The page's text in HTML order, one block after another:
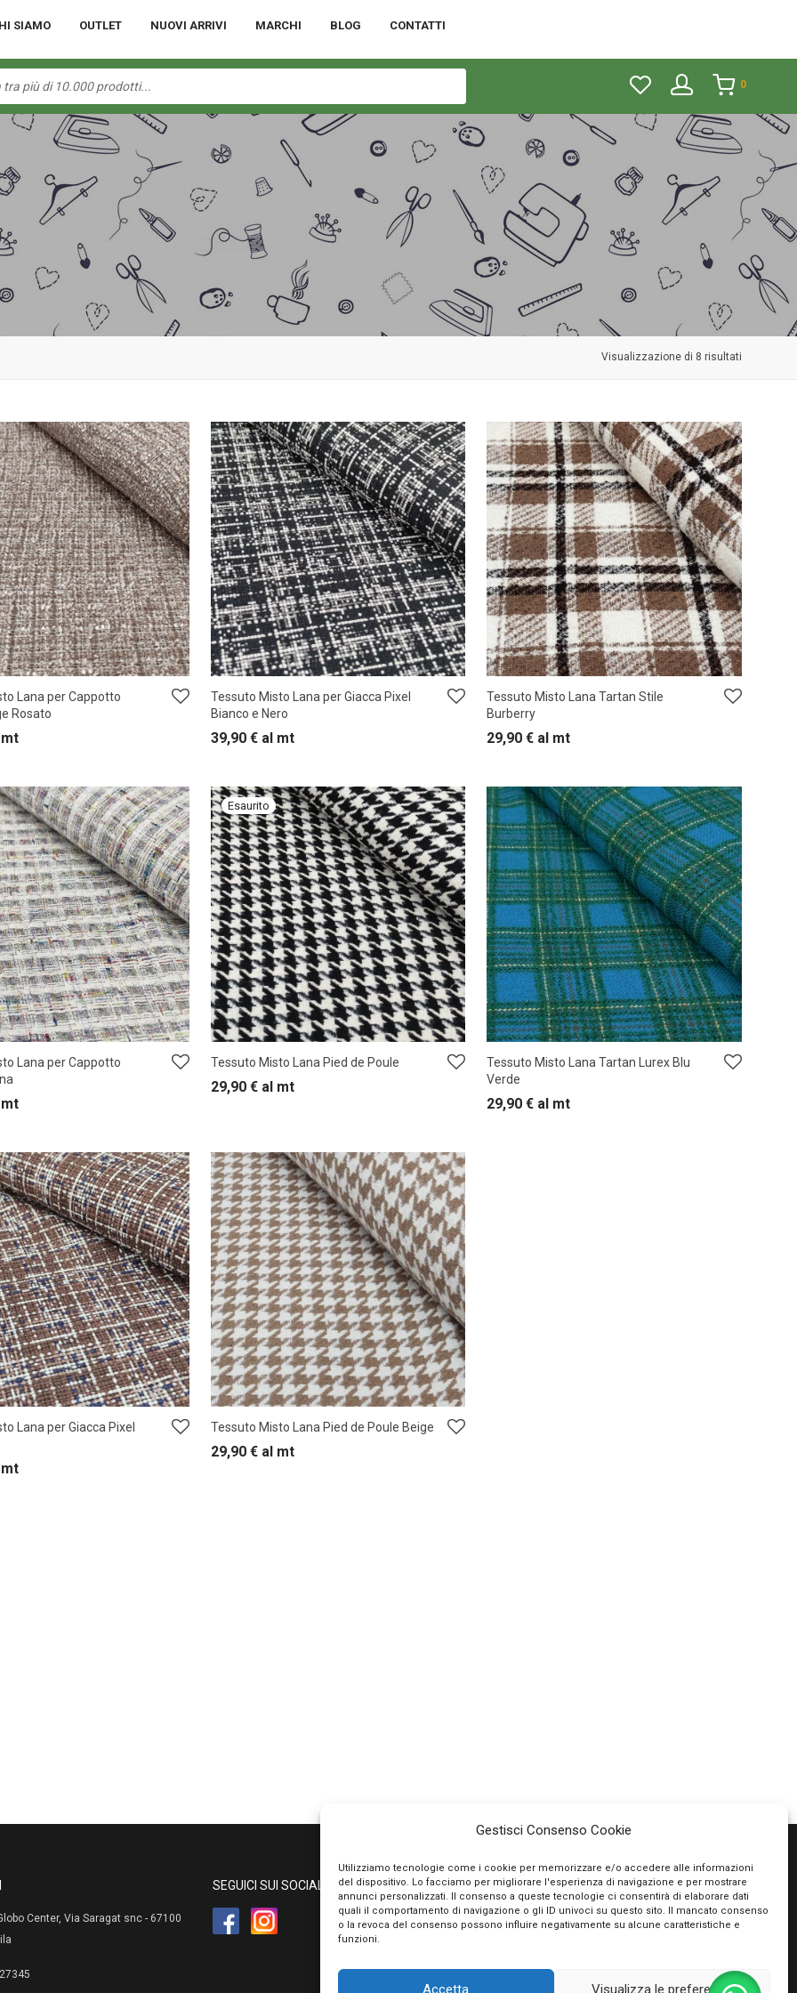
Gestisci Consenso Cookie
Utilizziamo tecnologie come i cookie per memorizzare e/o accedere alle informazioni
del dispositivo. Lo facciamo per migliorare l'esperienza di navigazione e per mostrare
annunci personalizzati. Il consenso a queste tecnologie ci consentirà di elaborare dati
quali il comportamento di navigazione o gli ID univoci su questo sito. Il mancato consenso
o la revoca del consenso possono influire negativamente su alcune caratteristiche e
funzioni.
Accetta Visualizza le preferenze
SIAMO OUTLET NUOVI ARRIVI MARCHI BLOG CONTATTI
0
Visualizzazione di 8 risultati
Lana per Cappotto
Rosato
Tessuto Misto Lana per Giacca Pixel
Bianco e Nero
39,90 € al mt
Tessuto Misto Lana Tartan Stile
Burberry
29,90€ al mt
Lana per Cappotto
Tessuto Misto Lana Pied de Poule
29,90 € al mt
Tessuto Misto Lana Tartan Lurex Blu
Verde
29,90€ al mt
Lana per Giacca Pixel
Tessuto Misto Lana Pied de Poule Beige
29,90 € al mt
Center, Via Saragat snc - 67100
SEGUICI SUI SOCIAL PAGAMENTI SICURI
Utilizziamo PayPal e Stripe per garantire la
circuiti, le tue prepagate e Postepay e non hai